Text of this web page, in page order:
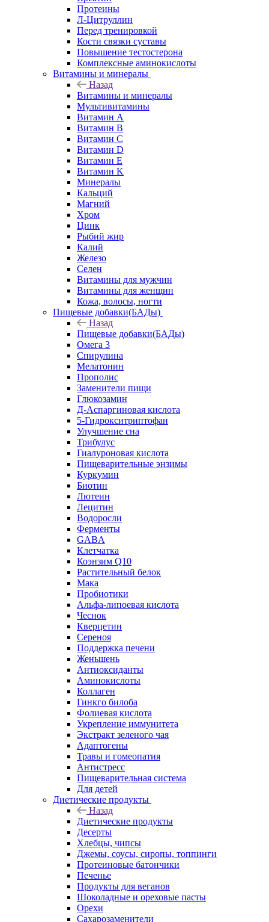
Протеины
Л-Цитруллин
Перед тренировкой
Кости связки суставы
Повышение тестостерона
Комплексные аминокислоты
Витамины и минералы
Назад
Витамины и минералы
Мультивитамины
Витамин A
Витамин B
Витамин C
Витамин D
Витамин E
Витамин K
Минералы
Кальций
Магний
Хром
Цинк
Рыбий жир
Калий
Железо
Селен
Витамины для мужчин
Витамины для женщин
Кожа, волосы, ногти
Пищевые добавки(БАДы)
Назад
Пищевые добавки(БАДы)
Омега 3
Спирулина
Мелатонин
Прополис
Заменители пищи
Глюкозамин
Д-Аспаргиновая кислота
5-Гидрокситриптофан
Улучшение сна
Трибулус
Гиалуроновая кислота
Пищеварительные энзимы
Куркумин
Биотин
Лютеин
Лецитин
Водоросли
Ферменты
GABA
Клетчатка
Коэнзим Q10
Растительный белок
Мака
Пробиотики
Альфа-липоевая кислота
Чеснок
Кверцетин
Сереноя
Поддержка печени
Женьшень
Антиоксиданты
Аминокислоты
Коллаген
Гинкго билоба
Фолиевая кислота
Укрепление иммунитета
Экстракт зеленого чая
Адаптогены
Травы и гомеопатия
Антистресс
Пищеварительная система
Для детей
Диетические продукты
Назад
Диетические продукты
Десерты
Хлебцы, чипсы
Джемы, соусы, сиропы, топпинги
Протеиновые батончики
Печенье
Продукты для веганов
Шоколадные и ореховые пасты
Орехи
Сахарозаменители